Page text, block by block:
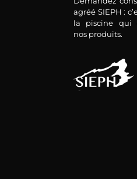
agréé SIEPH :
la piscine qui
nos produits.